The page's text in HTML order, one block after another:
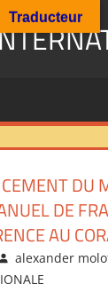
DU
DE
AU
alexander
Traducteur